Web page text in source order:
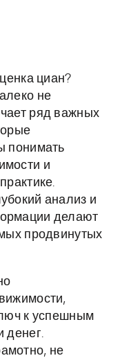
циан?
не
ряд важных
понимать
и
анализ и
делают
продвинутых
к успешным
денег.
не